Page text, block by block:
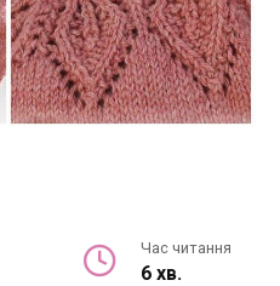
Час читання
6 хв.